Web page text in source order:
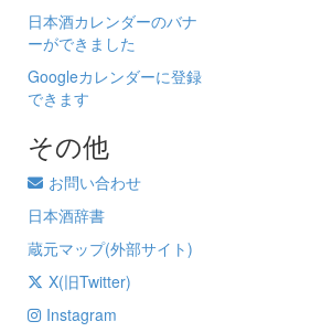
日本酒カレンダーのバナ
ーができました
Googleカレンダーに登録
できます
その他
お問い合わせ
日本酒辞書
蔵元マップ(外部サイト)
X(旧Twitter)
Instagram